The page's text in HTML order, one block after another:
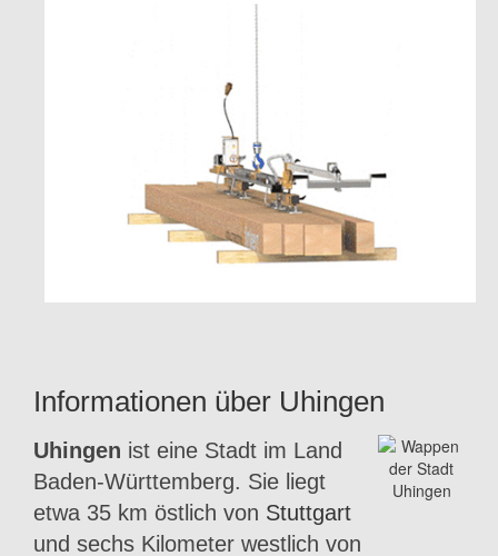
Informationen über Uhingen
Uhingen ist eine Stadt im Land
Baden-Württemberg. Sie liegt
etwa 35 km östlich von Stuttgart
und sechs Kilometer westlich von